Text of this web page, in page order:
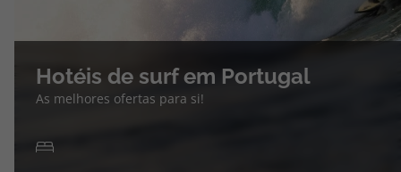
Hotéis de surf em Portugal
As melhores ofertas para si!